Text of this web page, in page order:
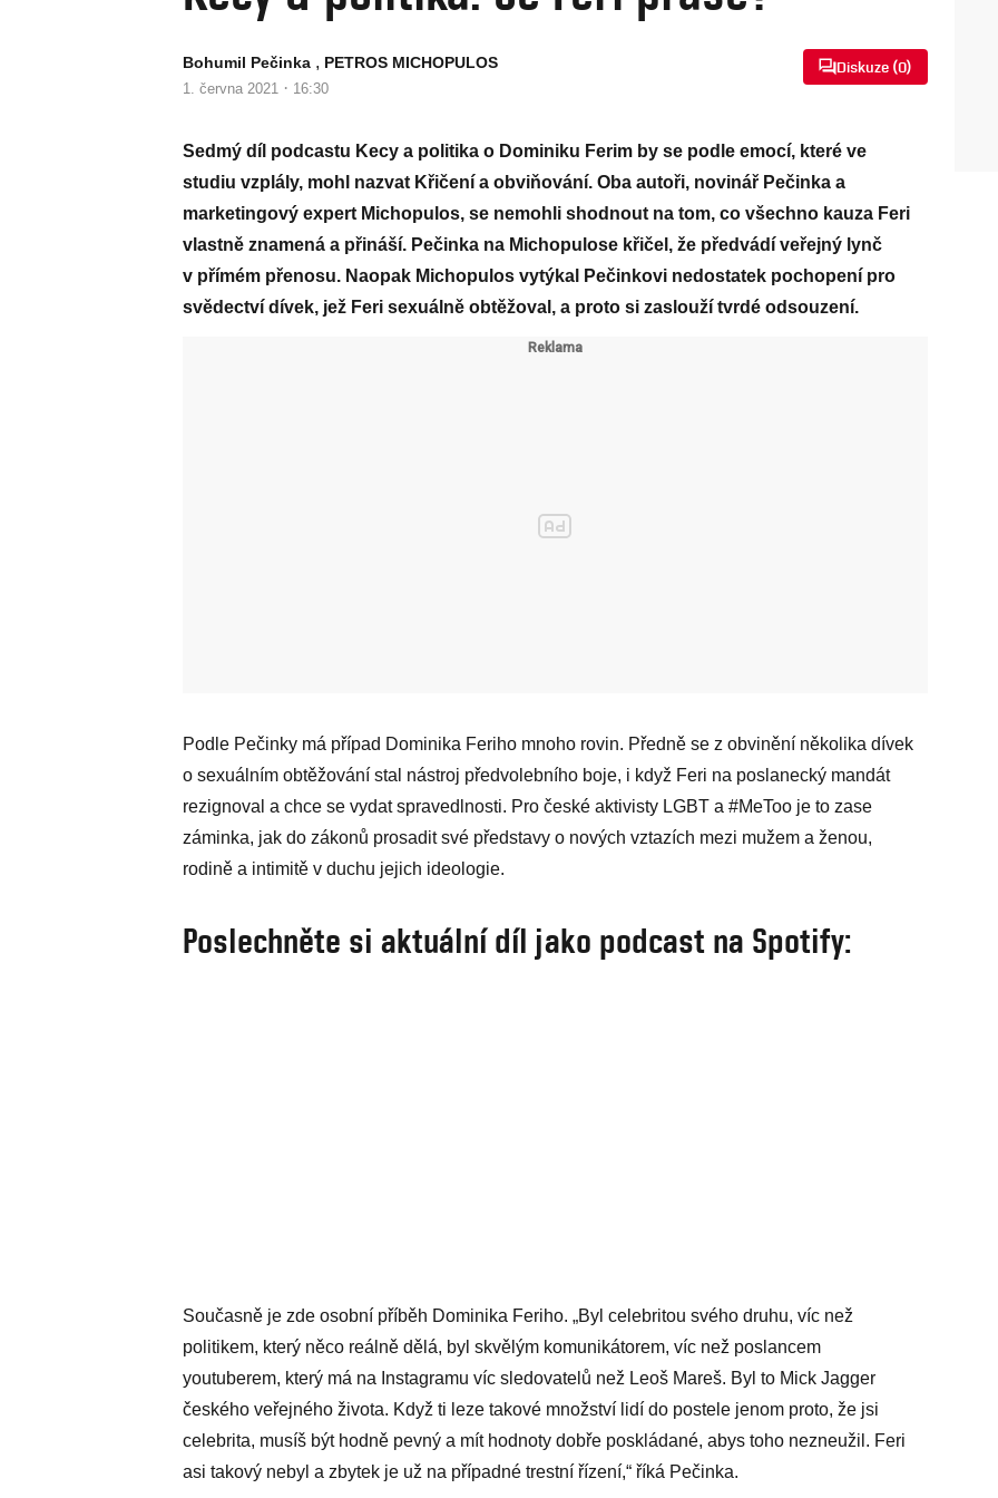
Bohumil Pečinka , PETROS MICHOPULOS
1. června 2021 · 16:30
Diskuze (0)
Sedmý díl podcastu Kecy a politika o Dominiku Ferim by se podle emocí, které ve
studiu vzplály, mohl nazvat Křičení a obviňování. Oba autoři, novinář Pečinka a
marketingový expert Michopulos, se nemohli shodnout na tom, co všechno kauza Feri
vlastně znamená a přináší. Pečinka na Michopulose křičel, že předvádí veřejný lynč
v přímém přenosu. Naopak Michopulos vytýkal Pečinkovi nedostatek pochopení pro
svědectví dívek, jež Feri sexuálně obtěžoval, a proto si zaslouží tvrdé odsouzení.
Podle Pečinky má případ Dominika Feriho mnoho rovin. Předně se z obvinění několika dívek
o sexuálním obtěžování stal nástroj předvolebního boje, i když Feri na poslanecký mandát
rezignoval a chce se vydat spravedlnosti. Pro české aktivisty LGBT a #MeToo je to zase
záminka, jak do zákonů prosadit své představy o nových vztazích mezi mužem a ženou,
rodině a intimitě v duchu jejich ideologie.
Poslechněte si aktuální díl jako podcast na Spotify:
Současně je zde osobní příběh Dominika Feriho. „Byl celebritou svého druhu, víc než
politikem, který něco reálně dělá, byl skvělým komunikátorem, víc než poslancem
youtuberem, který má na Instagramu víc sledovatelů než Leoš Mareš. Byl to Mick Jagger
českého veřejného života. Když ti leze takové množství lidí do postele jenom proto, že jsi
celebrita, musíš být hodně pevný a mít hodnoty dobře poskládané, abys toho nezneužil. Feri
asi takový nebyl a zbytek je už na případné trestní řízení,“ říká Pečinka.